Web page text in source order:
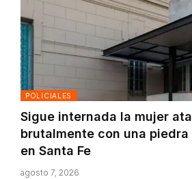
POLICIALES
Sigue internada la mujer
brutalmente con una piedra
en Santa Fe
agosto 7, 2026